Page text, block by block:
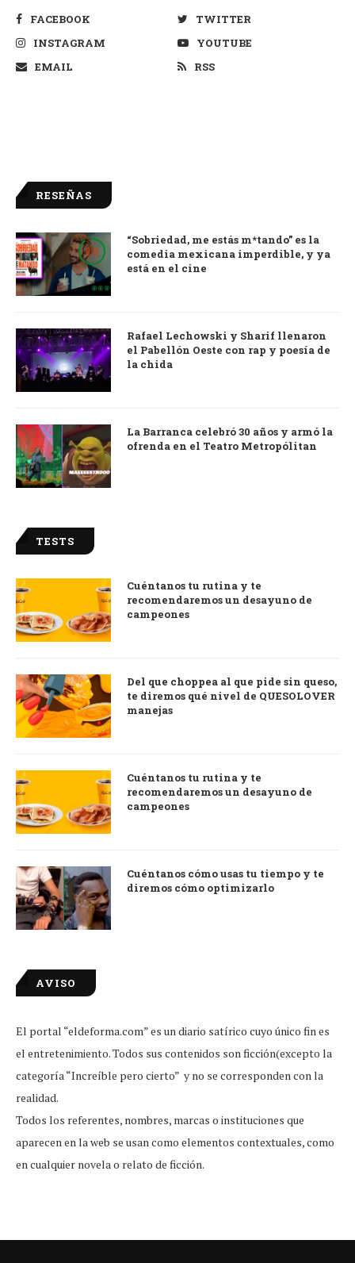
FACEBOOK
TWITTER
INSTAGRAM
YOUTUBE
EMAIL
RSS
RESEÑAS
9.0
“Sobriedad, me estás m*tando” es la
comedia mexicana imperdible, y ya
está en el cine
Rafael Lechowski y Sharif llenaron
el Pabellón Oeste con rap y poesía de
la chida
La Barranca celebró 30 años y armó la
ofrenda en el Teatro Metropólitan
TESTS
Cuéntanos tu rutina y te
recomendaremos un desayuno de
campeones
Del que choppea al que pide sin queso,
te diremos qué nivel de QUESOLOVER
manejas
Cuéntanos tu rutina y te
recomendaremos un desayuno de
campeones
Cuéntanos cómo usas tu tiempo y te
diremos cómo optimizarlo
AVISO
El portal “eldeforma.com” es un diario satírico cuyo único fin es
el entretenimiento. Todos sus contenidos son ficción(excepto la
categoría “Increíble pero cierto” y no se corresponden con la
realidad.
Todos los referentes, nombres, marcas o instituciones que
aparecen en la web se usan como elementos contextuales, como
en cualquier novela o relato de ficción.